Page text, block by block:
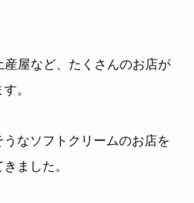
産屋など、たくさんのお店が
。
なソフトクリームのお店を
ました。